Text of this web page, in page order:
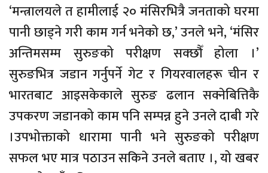
‘मन्त्रालयले त हामीलाई २० मंसिरभित्रै जनताको घरमा
पानी छाड्ने गरी काम गर्न भनेको छ,’ उनले भने, ‘मंसिर
अन्तिमसम्म सुरुङको परीक्षण सक्छौँ होला ।’
सुरुङभित्र जडान गर्नुपर्ने गेट र गियरवालहरू चीन र
भारतबाट आइसकेकाले सुरुङ ढलान सक्नेबित्तिकै
उपकरण जडानको काम पनि सम्पन्न हुने उनले दाबी गरे
।उपभोक्ताको धारामा पानी भने सुरुङको परीक्षण
सफल भए मात्र पठाउन सकिने उनले बताए ।, यो खबर